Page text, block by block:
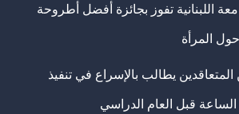
اللبنانية تفوز بجائزة أفضل أطروحة
المرأة
يطالب بالإسراع في تنفيذ
قبل العام الدراسي